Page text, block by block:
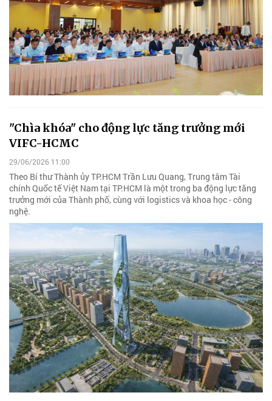
"Chìa khóa" cho động lực tăng trưởng mới
VIFC-HCMC
29/06/2026 11:00
Theo Bí thư Thành ủy TP.HCM Trần Lưu Quang, Trung tâm Tài
chính Quốc tế Việt Nam tại TP.HCM là một trong ba động lực tăng
trưởng mới của Thành phố, cùng với logistics và khoa học - công
nghệ.